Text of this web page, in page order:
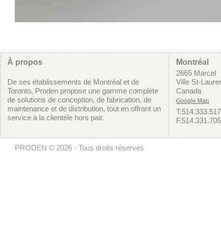
À propos
De ses établissements de Montréal et de
Toronto, Proden propose une gamme complète
de solutions de conception, de fabrication, de
maintenance et de distribution, tout en offrant un
service à la clientèle hors pair.
Montréal
2665 Marcel
Ville St-
Canada
Google Map
PRODEN © 2026 - Tous droits réservés